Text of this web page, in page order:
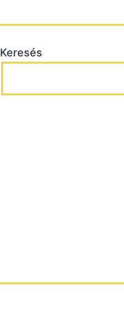
Keresés